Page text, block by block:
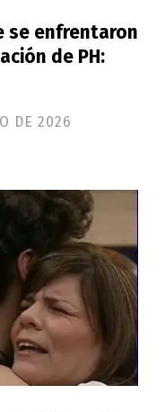
se enfrentaron
de PH:
DE 2026